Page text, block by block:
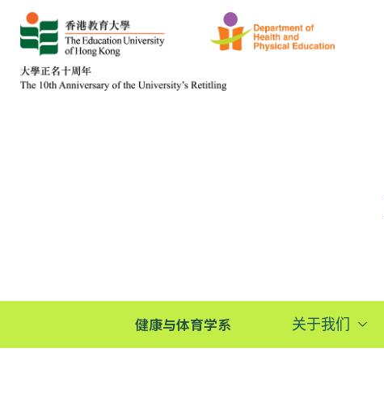
健康与体育学系 关于我们